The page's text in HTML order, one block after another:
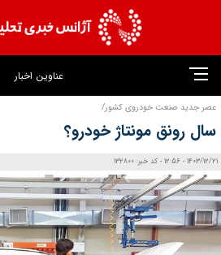
عناوین اخبار
عصر جدید صنعت خودروی کشور/
سال رونق مونتاژ خودرو؟
1403/12/21 - 12:56 - کد خبر: 132800